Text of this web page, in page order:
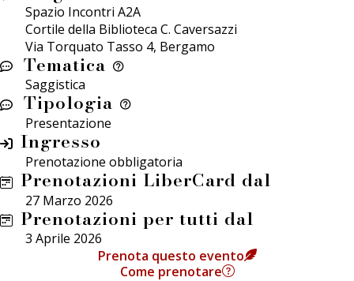
Spazio Incontri A2A
Cortile della Biblioteca C. Caversazzi
Via Torquato Tasso 4, Bergamo
Tematica
Saggistica
Tipologia
Presentazione
Ingresso
Prenotazione obbligatoria
Prenotazioni LiberCard dal
27 Marzo 2026
Prenotazioni per tutti dal
3 Aprile 2026
Prenota questo evento
Come prenotare